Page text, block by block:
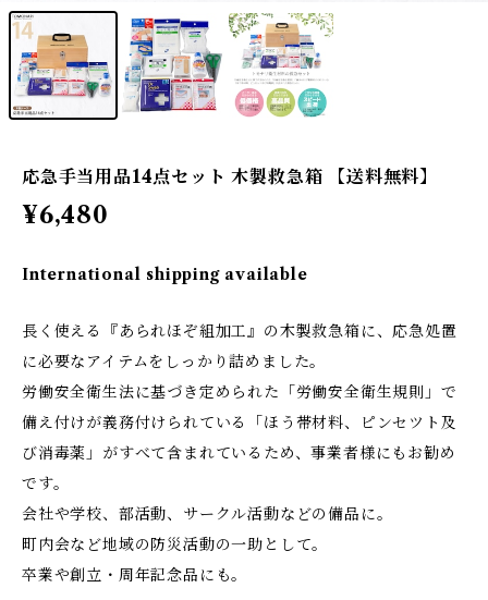
応急手当用品14点セット 木製救急箱 【送料無料】
¥6,480
International shipping available
長く使える『あられほぞ組加工』の木製救急箱に、応急処置
に必要なアイテムをしっかり詰めました。
労働安全衛生法に基づき定められた「労働安全衛生規則」で
備え付けが義務付けられている「ほう帯材料、ピンセツト及
び消毒薬」がすべて含まれているため、事業者様にもお勧め
です。
会社や学校、部活動、サークル活動などの備品に。
町内会など地域の防災活動の一助として。
卒業や創立・周年記念品にも。